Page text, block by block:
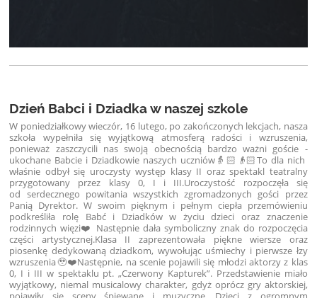
Dzień Babci i Dziadka w naszej szkole
W poniedziałkowy wieczór, 16 lutego, po zakończonych lekcjach, nasza
szkoła wypełniła się wyjątkową atmosferą radości i wzruszenia,
ponieważ zaszczycili nas swoją obecnością bardzo ważni goście -
ukochane Babcie i Dziadkowie naszych uczniów👵🏻👴🏻To dla nich
właśnie odbył się uroczysty występ klasy II oraz spektakl teatralny
przygotowany przez klasy 0, I i III.Uroczystość rozpoczęła się
od serdecznego powitania wszystkich zgromadzonych gości przez
Panią Dyrektor. W swoim pięknym i pełnym ciepła przemówieniu
podkreśliła rolę Babć i Dziadków w życiu dzieci oraz znaczenie
rodzinnych więzi❤️ Następnie dała symboliczny znak do rozpoczęcia
części artystycznej.Klasa II zaprezentowała piękne wiersze oraz
piosenkę dedykowaną dziadkom, wywołując uśmiechy i pierwsze łzy
wzruszenia🥹❤️Następnie, na scenie pojawili się młodzi aktorzy z klas
0, I i III w spektaklu pt. „Czerwony Kapturek”. Przedstawienie miało
wyjątkowy, niemal musicalowy charakter, gdyż oprócz gry aktorskiej,